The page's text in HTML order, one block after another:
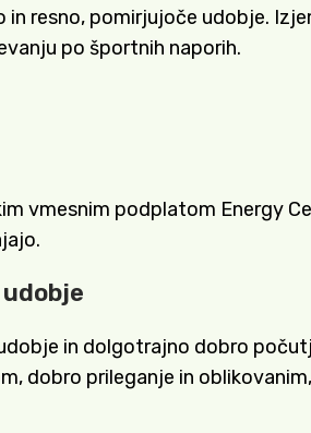
resno, pomirjujoče udobje.
po športnih naporih.
vmesnim podplatom Energy
in dolgotrajno dobro
dobro prileganje in